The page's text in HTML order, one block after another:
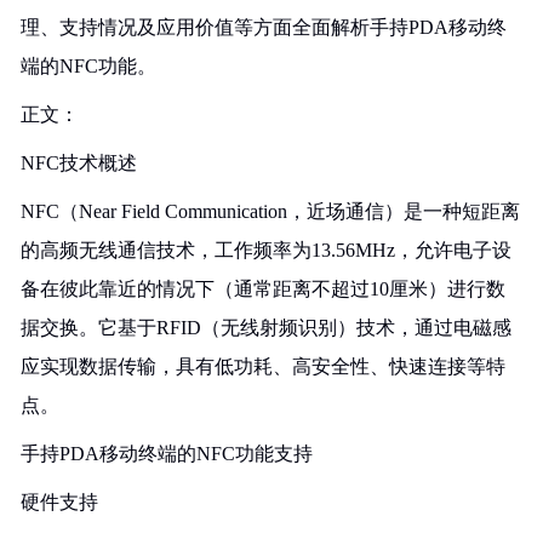
理、支持情况及应用价值等方面全面解析手持PDA移动终
端的NFC功能。
正文：
NFC技术概述
NFC（Near Field Communication，近场通信）是一种短距离
的高频无线通信技术，工作频率为13.56MHz，允许电子设
备在彼此靠近的情况下（通常距离不超过10厘米）进行数
据交换。它基于RFID（无线射频识别）技术，通过电磁感
应实现数据传输，具有低功耗、高安全性、快速连接等特
点。
手持PDA移动终端的NFC功能支持
硬件支持